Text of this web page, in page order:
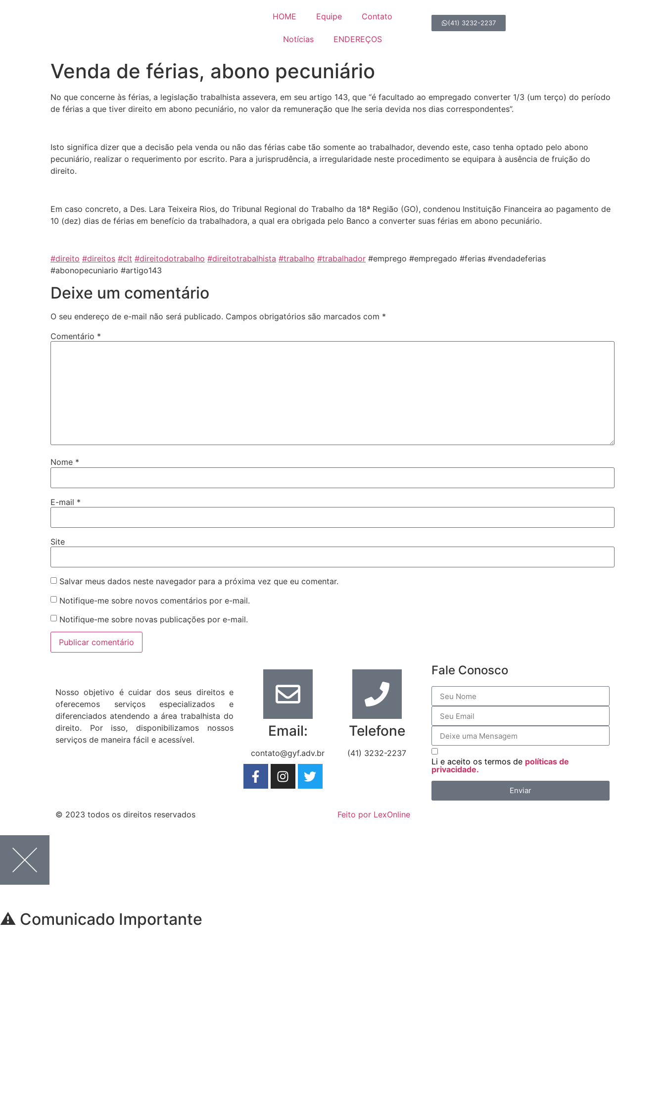
HOME Equipe Contato
Notícias ENDEREÇOS
(41) 3232-2237
Venda de férias, abono pecuniário
No que concerne às férias, a legislação trabalhista assevera, em seu artigo 143, que “é facultado ao empregado converter 1/3 (um terço) do período
de férias a que tiver direito em abono pecuniário, no valor da remuneração que lhe seria devida nos dias correspondentes”.
Isto significa dizer que a decisão pela venda ou não das férias cabe tão somente ao trabalhador, devendo este, caso tenha optado pelo abono
pecuniário, realizar o requerimento por escrito. Para a jurisprudência, a irregularidade neste procedimento se equipara à ausência de fruição do
direito.
Em caso concreto, a Des. Lara Teixeira Rios, do Tribunal Regional do Trabalho da 18ª Região (GO), condenou Instituição Financeira ao pagamento de
10 (dez) dias de férias em benefício da trabalhadora, a qual era obrigada pelo Banco a converter suas férias em abono pecuniário.
#direito #direitos #clt #direitodotrabalho #direitotrabalhista #trabalho #trabalhador #emprego #empregado #ferias #vendadeferias
#abonopecuniario #artigo143
Deixe um comentário
O seu endereço de e-mail não será publicado. Campos obrigatórios são marcados com *
Comentário *
Nome *
E-mail *
Site
Salvar meus dados neste navegador para a próxima vez que eu comentar.
Notifique-me sobre novos comentários por e-mail.
Notifique-me sobre novas publicações por e-mail.
Nosso objetivo é cuidar dos seus direitos e
oferecemos serviços especializados e
diferenciados atendendo a área trabalhista do
direito. Por isso, disponibilizamos nossos
serviços de maneira fácil e acessível.
Email:
contato@gyf.adv.br
Telefone
(41) 3232-2237
Fale Conosco
Li e aceito os termos de políticas de
privacidade.
Enviar
© 2023 todos os direitos reservados Feito por LexOnline
⚠️ Comunicado Importante